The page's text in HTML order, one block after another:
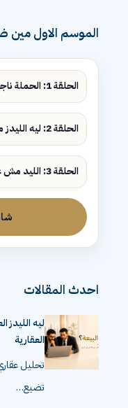
الموسم الاول مين
الحلقة 1: الحملة ناجحة... فين البيع؟
الحلقة 2: ليه الليدز مش بتتحول لمبيعات؟
الحلقة 3: الليد مش عميل
احدث المقالات
ليه الليدز
العقارية
تحليل
تضيع…